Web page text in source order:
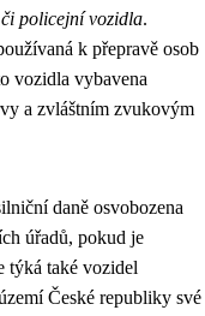
policejní vozidla.
k přepravě osob
vozidla vybavena
a zvláštním zvukovým
daně osvobozena
úřadů, pokud je
týká také vozidel
České republiky své